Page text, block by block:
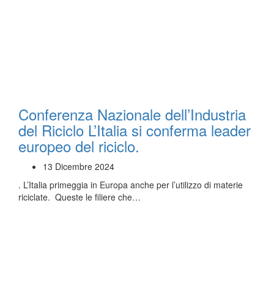
Conferenza Nazionale dell’Industria
del Riciclo L’Italia si conferma leader
europeo del riciclo.
13 Dicembre 2024
. L’Italia primeggia in Europa anche per l’utilizzo di materie
riciclate. Queste le filiere che…